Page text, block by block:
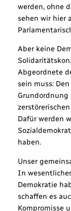
werden, ohne
sehen wir hier
Aber keine
Abgeordnete
sein muss:
Dafür werden
haben.
Unser
In
Demokratie
schaffen es
Kompromisse